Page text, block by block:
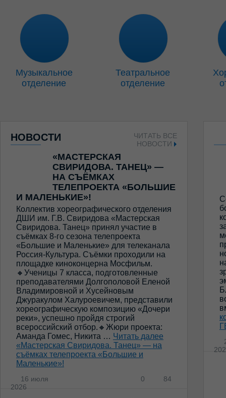
Музыкальное
отделение
Театральное
отделение
НОВОСТИ
ЧИТАТЬ ВСЕ
НОВОСТИ
«МАСТЕРСКАЯ
СВИРИДОВА. ТАНЕЦ» —
НА СЪЁМКАХ
ТЕЛЕПРОЕКТА «БОЛЬШИЕ
И МАЛЕНЬКИЕ»!
Коллектив хореографического отделения
ДШИ им. Г.В. Свиридова «Мастерская
Свиридова. Танец» принял участие в
съёмках 8-го сезона телепроекта
«Большие и Маленькие» для телеканала
Россия-Культура. Съёмки проходили на
площадке киноконцерна Мосфильм.
🔸Ученицы 7 класса, подготовленные
преподавателями Долгополовой Еленой
Владимировной и Хусейновым
Джуракулом Халуроевичем, представили
хореографическую композицию «Дочери
реки», успешно пройдя строгий
всероссийский отбор.🔸Жюри проекта:
Аманда Гомес, Никита … Читать далее
«Мастерская Свиридова. Танец» — на
съёмках телепроекта «Большие и
Маленькие»!
16 июля
2026
84
0